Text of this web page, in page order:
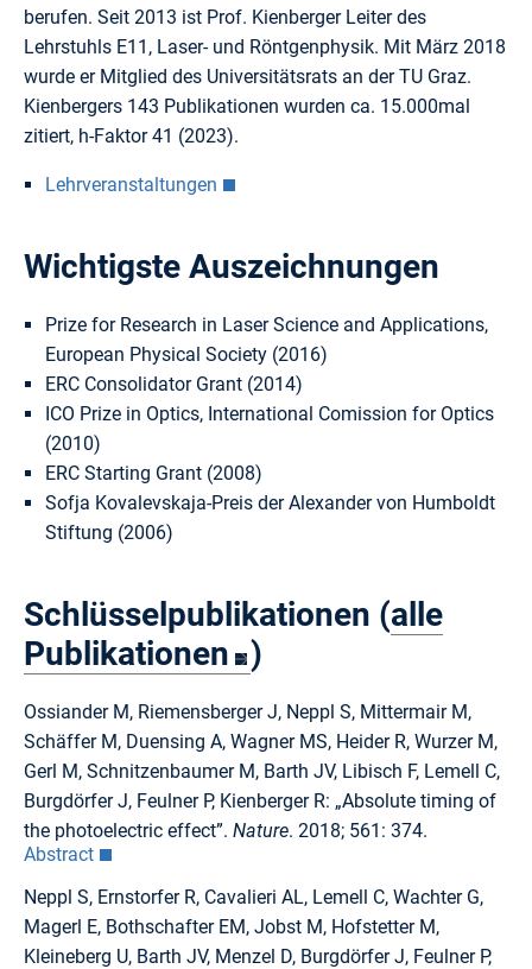
berufen. Seit 2013 ist Prof. Kienberger Leiter des
Lehrstuhls E11, Laser- und Röntgenphysik. Mit März 2018
wurde er Mitglied des Universitätsrats an der TU Graz.
Kienbergers 143 Publikationen wurden ca. 15.000mal
zitiert, h-Faktor 41 (2023).
Lehrveranstaltungen
Wichtigste Auszeichnungen
Prize for Research in Laser Science and Applications,
European Physical Society (2016)
ERC Consolidator Grant (2014)
ICO Prize in Optics, International Comission for Optics
(2010)
ERC Starting Grant (2008)
Sofja Kovalevskaja-Preis der Alexander von Humboldt
Stiftung (2006)
Schlüsselpublikationen (alle
Publikationen )
Ossiander M, Riemensberger J, Neppl S, Mittermair M,
Schäffer M, Duensing A, Wagner MS, Heider R, Wurzer M,
Gerl M, Schnitzenbaumer M, Barth JV, Libisch F, Lemell C,
Burgdörfer J, Feulner P, Kienberger R: „Absolute timing of
the photoelectric effect”. Nature. 2018; 561: 374.
Abstract
Neppl S, Ernstorfer R, Cavalieri AL, Lemell C, Wachter G,
Magerl E, Bothschafter EM, Jobst M, Hofstetter M,
Kleineberg U, Barth JV, Menzel D, Burgdörfer J, Feulner P,